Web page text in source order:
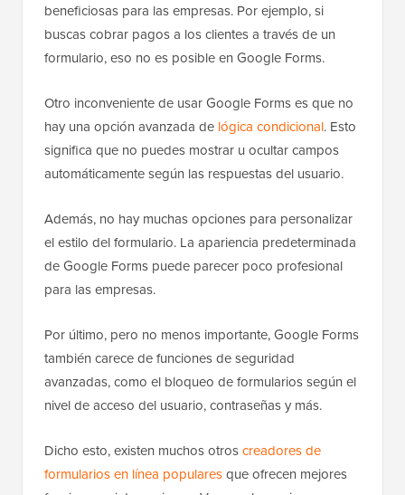
beneficiosas para las empresas. Por ejemplo, si
buscas cobrar pagos a los clientes a través de un
formulario, eso no es posible en Google Forms.
Otro inconveniente de usar Google Forms es que no
hay una opción avanzada de lógica condicional. Esto
significa que no puedes mostrar u ocultar campos
automáticamente según las respuestas del usuario.
Además, no hay muchas opciones para personalizar
el estilo del formulario. La apariencia predeterminada
de Google Forms puede parecer poco profesional
para las empresas.
Por último, pero no menos importante, Google Forms
también carece de funciones de seguridad
avanzadas, como el bloqueo de formularios según el
nivel de acceso del usuario, contraseñas y más.
Dicho esto, existen muchos otroscreadores de
formularios en línea popularesque ofrecen mejores